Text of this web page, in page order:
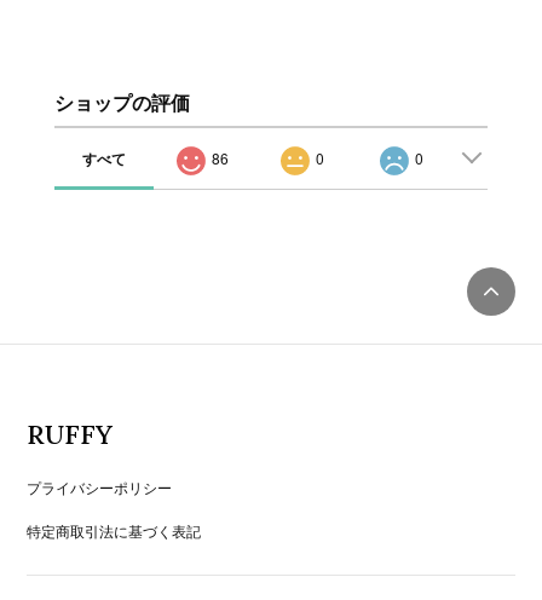
ショップの評価
すべて 86 0 0
RUFFY
プライバシーポリシー
特定商取引法に基づく表記